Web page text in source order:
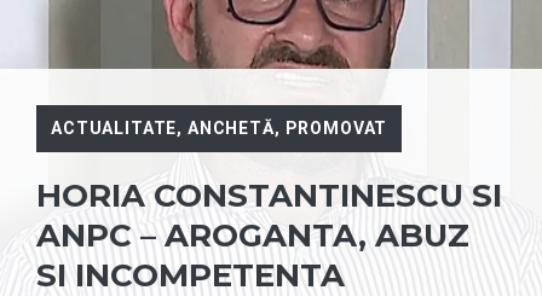
ACTUALITATE, ANCHETĂ, PROMOVAT
HORIA CONSTANTINESCU SI
ANPC – AROGANTA, ABUZ
SI INCOMPETENTA